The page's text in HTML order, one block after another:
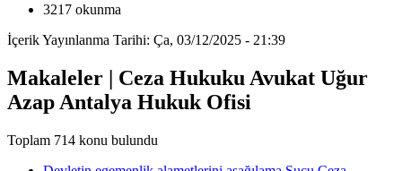
3217 okunma
İçerik Yayınlanma Tarihi: Ça, 03/12/2025 - 21:39
Makaleler | Ceza Hukuku Avukat Uğur
Azap Antalya Hukuk Ofisi
Toplam 714 konu bulundu